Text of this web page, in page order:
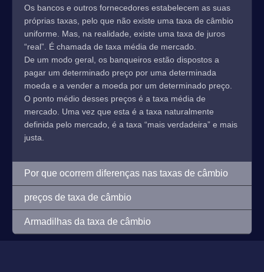
Os bancos e outros fornecedores estabelecem as suas
próprias taxas, pelo que não existe uma taxa de câmbio
uniforme. Mas, na realidade, existe uma taxa de juros
“real”. É chamada de taxa média de mercado.
De um modo geral, os banqueiros estão dispostos a
pagar um determinado preço por uma determinada
moeda e a vender a moeda por um determinado preço.
O ponto médio desses preços é a taxa média de
mercado. Uma vez que esta é a taxa naturalmente
definida pelo mercado, é a taxa “mais verdadeira” e mais
justa.
Por que ocorrem diferenças nas taxas de câmbio
preços de taxa de câmbio
Armadilhas da taxa de câmbio